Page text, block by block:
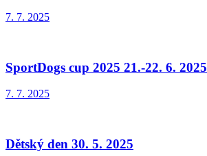
7. 7. 2025
SportDogs cup 2025 21.-22. 6. 2025
7. 7. 2025
Dětský den 30. 5. 2025